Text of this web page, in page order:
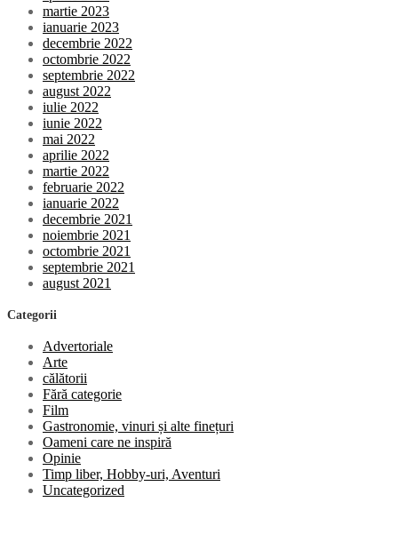
martie 2023
ianuarie 2023
decembrie 2022
octombrie 2022
septembrie 2022
august 2022
iulie 2022
iunie 2022
mai 2022
aprilie 2022
martie 2022
februarie 2022
ianuarie 2022
decembrie 2021
noiembrie 2021
octombrie 2021
septembrie 2021
august 2021
Categorii
Advertoriale
Arte
călătorii
Fără categorie
Film
Gastronomie, vinuri și alte finețuri
Oameni care ne inspiră
Opinie
Timp liber, Hobby-uri, Aventuri
Uncategorized